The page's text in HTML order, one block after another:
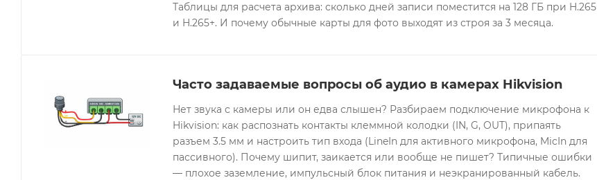
Таблицы для расчета архива: сколько дней записи поместится на 128 ГБ при H.265
и H.265+. И почему обычные карты для фото выходят из строя за 3 месяца.
Часто задаваемые вопросы об аудио в камерах Hikvision
Нет звука с камеры или он едва слышен? Разбираем подключение микрофона к
Hikvision: как распознать контакты клеммной колодки (IN, G, OUT), припаять
разъем 3.5 мм и настроить тип входа (LineIn для активного микрофона, MicIn для
пассивного). Почему шипит, заикается или вообще не пишет? Типичные ошибки
— плохое заземление, импульсный блок питания и неэкранированный кабель.